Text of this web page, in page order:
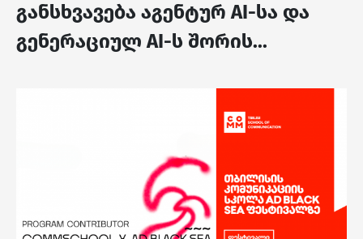
განსხვავება აგენტურ AI-სა და
გენერაციულ AI-ს შორის...